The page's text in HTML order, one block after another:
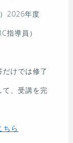
2026年度
導員）
けでは修了
て、受講を完
ちら